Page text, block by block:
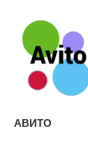
АВИТО